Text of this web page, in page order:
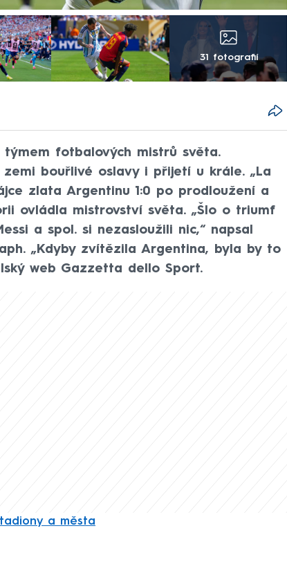
31 fotografií
fotbalových mistrů světa.
zemi bouřlivé oslavy i přijetí u krále. „La
zlata Argentinu 1:0 po prodloužení a
ovládla mistrovství světa. „Šlo o triumf
a spol. si nezasloužili nic,“ napsal
„Kdyby zvítězila Argentina, byla by to
web Gazzetta dello Sport.
a města